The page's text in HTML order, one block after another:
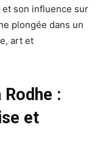
son influence sur
plongée dans un
art et
:
et